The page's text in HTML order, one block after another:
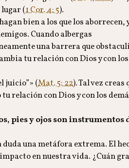
(1 Cor. 4: 5).
bien a los que los aborrecen,
Cuando albergas
una barrera que
tu relación con Dios y con los
juicio”» (Mat. 5: 22). Tal vez creas
relación con Dios y con los
pies y ojos son instrumentos
una metáfora extrema. El
en nuestra vida. ¿Cuán